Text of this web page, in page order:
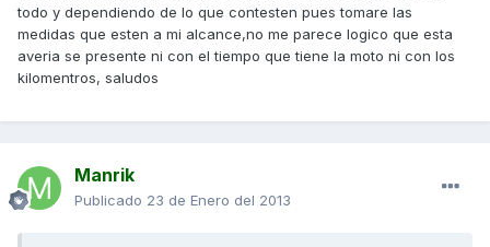
todo y dependiendo de lo que contesten pues tomare las
medidas que esten a mi alcance,no me parece logico que esta
averia se presente ni con el tiempo que tiene la moto ni con los
kilomentros, saludos
Manrik
Publicado 23 de Enero del 2013